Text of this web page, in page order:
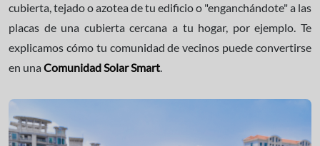
cubierta, tejado o azotea de tu edificio o "enganchándote" a las
placas de una cubierta cercana a tu hogar, por ejemplo. Te
explicamos cómo tu comunidad de vecinos puede convertirse
en una Comunidad Solar Smart.